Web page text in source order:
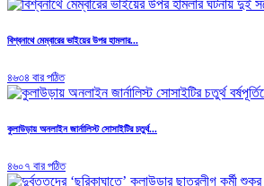
বিশ্বনাথে মেম্বারের ভাইয়ের উপর হামলার...
৪৬৩৪ বার পঠিত
কুলাউড়ায় অনলাইন জার্নালিস্ট সোসাইটির চতুর্থ...
৪৬০৭ বার পঠিত